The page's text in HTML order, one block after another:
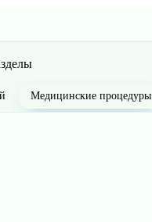
Медицинские процедуры